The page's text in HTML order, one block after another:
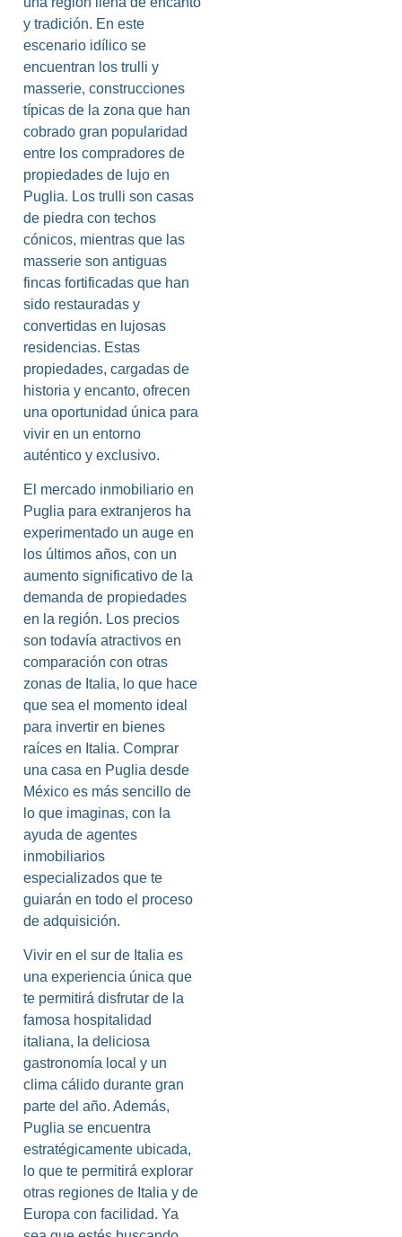
y tradición. En este
escenario idílico se
encuentran los trulli y
masserie, construcciones
típicas de la zona que han
cobrado gran popularidad
entre los compradores de
propiedades de lujo en
Puglia. Los trulli son casas
de piedra con techos
cónicos, mientras que las
masserie son antiguas
fincas fortificadas que han
sido restauradas y
convertidas en lujosas
residencias. Estas
propiedades, cargadas de
historia y encanto, ofrecen
una oportunidad única para
vivir en un entorno
auténtico y exclusivo.
El mercado inmobiliario en
Puglia para extranjeros ha
experimentado un auge en
los últimos años, con un
aumento significativo de la
demanda de propiedades
en la región. Los precios
son todavía atractivos en
comparación con otras
zonas de Italia, lo que hace
que sea el momento ideal
para invertir en bienes
raíces en Italia. Comprar
una casa en Puglia desde
México es más sencillo de
lo que imaginas, con la
ayuda de agentes
inmobiliarios
especializados que te
guiarán en todo el proceso
de adquisición.
Vivir en el sur de Italia es
una experiencia única que
te permitirá disfrutar de la
famosa hospitalidad
italiana, la deliciosa
gastronomía local y un
clima cálido durante gran
parte del año. Además,
Puglia se encuentra
estratégicamente ubicada,
lo que te permitirá explorar
otras regiones de Italia y de
Europa con facilidad. Ya